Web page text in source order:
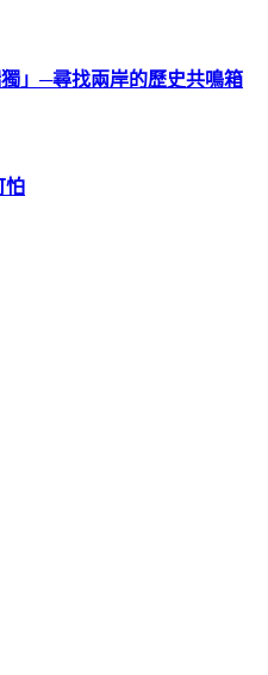
」─尋找兩岸的歷史共鳴箱
怕